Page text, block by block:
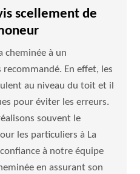
scellement de
cheminée à un
En effet, les
au niveau du toit et il
pour éviter les erreurs.
souvent le
les particuliers à La
à notre équipe
en assurant son